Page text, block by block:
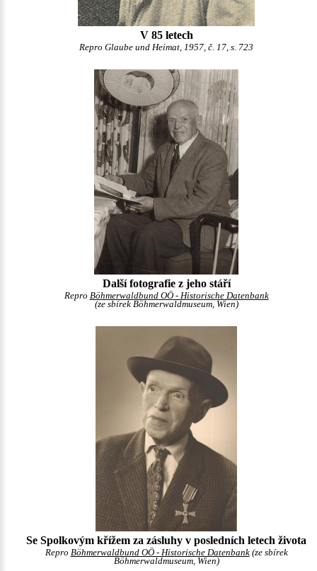
V 85 letech
Repro Glaube und Heimat, 1957, č. 17, s. 723
Další fotografie z jeho stáří
Repro Böhmerwaldbund OÖ - Historische Datenbank
(ze sbírek Böhmerwaldmuseum, Wien)
Se Spolkovým křížem za zásluhy v posledních letech života
Repro Böhmerwaldbund OÖ - Historische Datenbank(ze sbírek
Böhmerwaldmuseum, Wien)